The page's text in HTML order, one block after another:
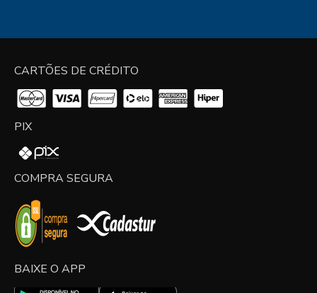
CARTÕES DE CRÉDITO
PIX
COMPRA SEGURA
BAIXE O APP